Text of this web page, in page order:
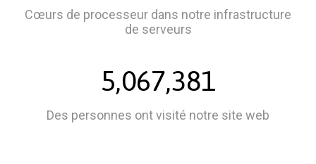
Cœurs de processeur dans notre infrastructure
de serveurs
5,067,381
Des personnes ont visité notre site web